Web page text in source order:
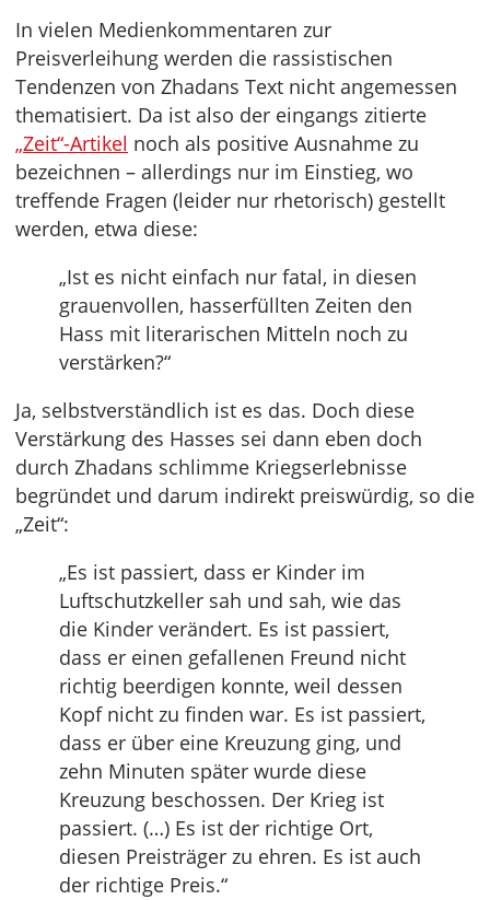
In vielen Medienkommentaren zur
Preisverleihung werden die rassistischen
Tendenzen von Zhadans Text nicht angemessen
thematisiert. Da ist also der eingangs zitierte
„Zeit“-Artikel noch als positive Ausnahme zu
bezeichnen – allerdings nur im Einstieg, wo
treffende Fragen (leider nur rhetorisch) gestellt
werden, etwa diese:
„Ist es nicht einfach nur fatal, in diesen
grauenvollen, hasserfüllten Zeiten den
Hass mit literarischen Mitteln noch zu
verstärken?“
Ja, selbstverständlich ist es das. Doch diese
Verstärkung des Hasses sei dann eben doch
durch Zhadans schlimme Kriegserlebnisse
begründet und darum indirekt preiswürdig, so die
„Zeit“:
„Es ist passiert, dass er Kinder im
Luftschutzkeller sah und sah, wie das
die Kinder verändert. Es ist passiert,
dass er einen gefallenen Freund nicht
richtig beerdigen konnte, weil dessen
Kopf nicht zu finden war. Es ist passiert,
dass er über eine Kreuzung ging, und
zehn Minuten später wurde diese
Kreuzung beschossen. Der Krieg ist
passiert. (…) Es ist der richtige Ort,
diesen Preisträger zu ehren. Es ist auch
der richtige Preis.“